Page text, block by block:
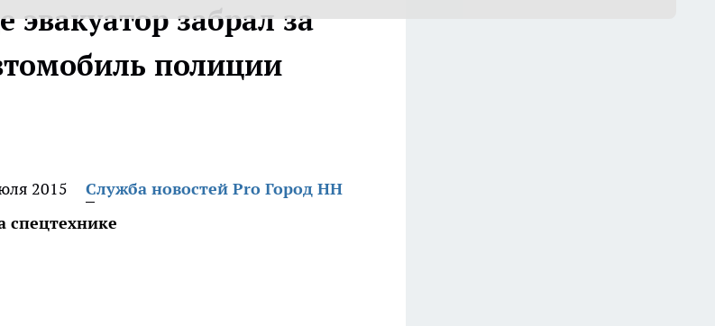
забрал за
полиции
2015
Служба новостей Pro Город НН
спецтехнике